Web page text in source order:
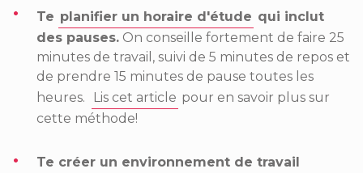
Te planifier un horaire d'étude qui inclut
des pauses. On conseille fortement de faire 25
minutes de travail, suivi de 5 minutes de repos et
de prendre 15 minutes de pause toutes les
heures.
Lis cet article pour en savoir plus sur
cette méthode!
Te créer un environnement de travail